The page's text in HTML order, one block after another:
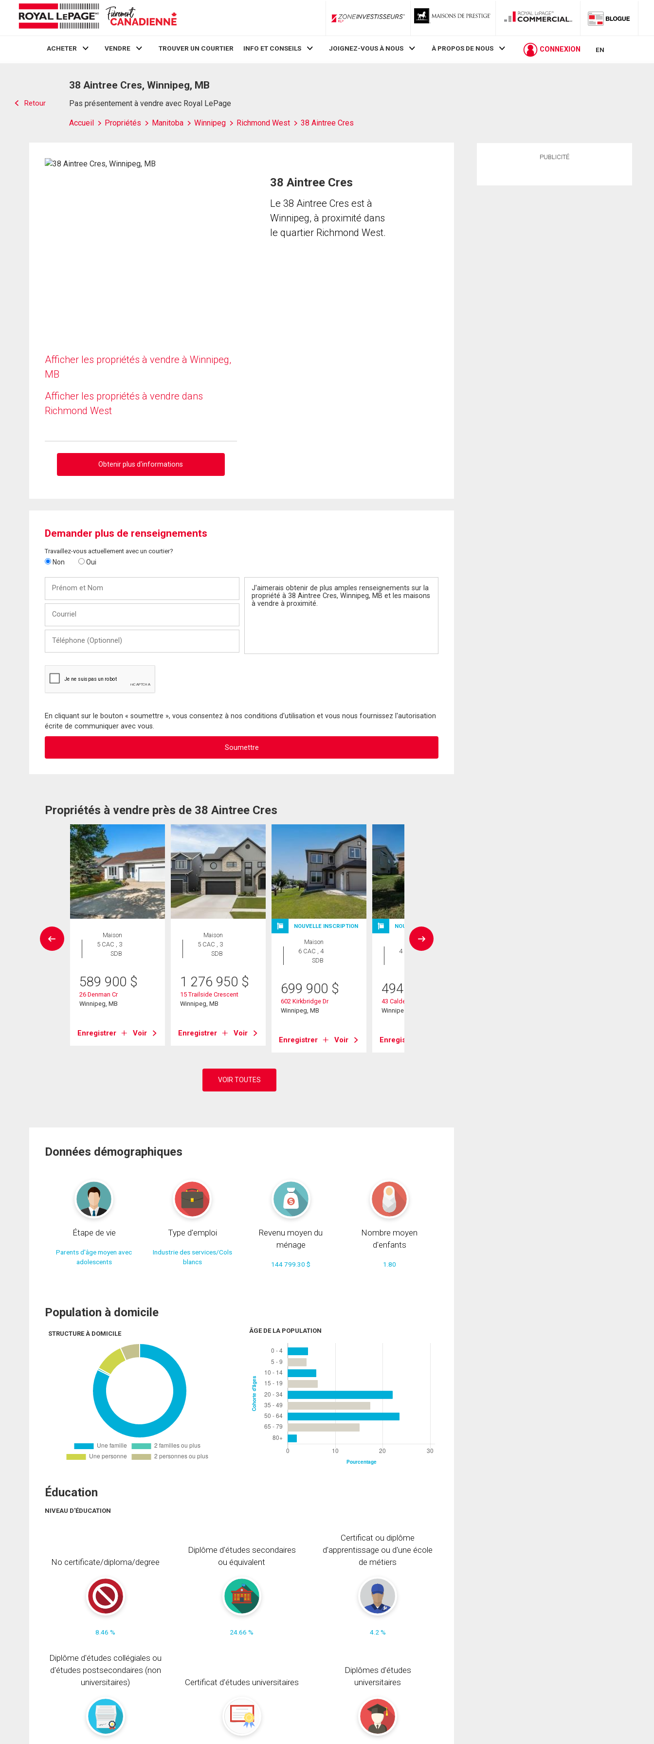
ZoneInvestisseurs RLP
ACHETER VENDRE TROUVER UN COURTIER INFO ET CONSEILS JOIGNEZ-VOUS À NOUS À PROPOS DE NOUS CONNEXION EN
Retour
38 Aintree Cres, Winnipeg, MB
Pas présentement à vendre avec Royal LePage
Accueil Propriétés Manitoba Winnipeg Richmond West 38 Aintree Cres
Afficher les propriétés à vendre à Winnipeg,
MB
Afficher les propriétés à vendre dans
Richmond West
Obtenir plus d'informations
38 Aintree Cres
Le 38 Aintree Cres est à
Winnipeg, à proximité dans
le quartier Richmond West.
Demander plus de renseignements
Travaillez-vous actuellement avec un courtier?
Non Oui
Nom
(Optionnel)
En cliquant sur le bouton « soumettre », vous consentez à nos conditions d'utilisation et vous nous fournissez l'autorisation
écrite de communiquer avec vous.
Propriétés à vendre près de 38 Aintree Cres
Maison
5 CAC , 3
SDB
589 900 $
26 Denman Cr
Winnipeg, MB
Enregistrer Voir
Maison
5 CAC , 3
SDB
1 276 950 $
15 Trailside Crescent
Winnipeg, MB
Enregistrer Voir
NOUVELLE INSCRIPTION
Maison
6 CAC , 4
SDB
699 900 $
602 Kirkbridge Dr
Winnipeg, MB
Enregistrer Voir
NOUVELLE INSCRIPTION
Maison
4 CAC , 3
494 900
43 Calder Bay
Winnipeg, MB
Enregistrer
Données démographiques
Étape de vie
Parents d'âge moyen avec
adolescents
Type d'emploi
Industrie des services/Cols
blancs
Revenu moyen du
ménage
144 799.30 $
Nombre moyen
d'enfants
1.80
Population à domicile
STRUCTURE À DOMICILE ÂGE DE LA POPULATION
Éducation
NIVEAU D'ÉDUCATION
No certificate/diploma/degree
8.46 %
Diplôme d'études secondaires
ou équivalent
24.66 %
Certificat ou diplôme
d'apprentissage ou d'une école
de métiers
4.2 %
Diplôme d'études collégiales ou
d'études postsecondaires (non
universitaires)
Certificat d'études universitaires
Diplômes d'études
universitaires
PUBLICITÉ